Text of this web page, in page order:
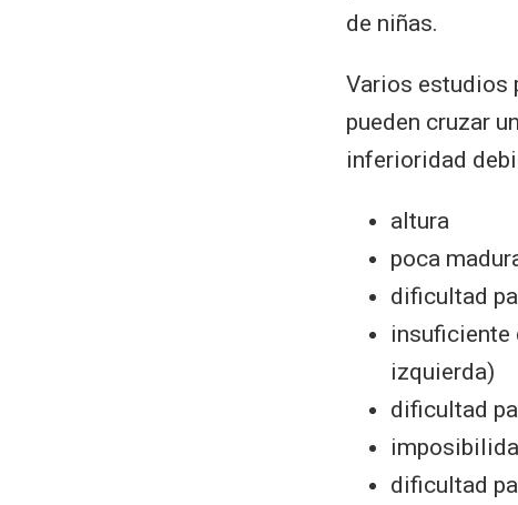
de niñas.
Varios estudios
pueden cruzar
inferioridad
altura
poca
dificultad
insuficiente
izquierda)
dificultad
dificultad